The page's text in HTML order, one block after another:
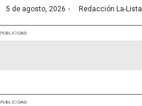
5 de agosto, 2026 · Redacción La-Lista
PUBLICIDAD
PUBLICIDAD